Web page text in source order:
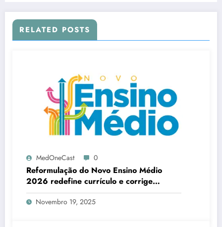
RELATED POSTS
MedOneCast 0
Reformulação do Novo Ensino Médio
2026 redefine currículo e corrige
distorções estruturais da educação
brasileira
Novembro 19, 2025